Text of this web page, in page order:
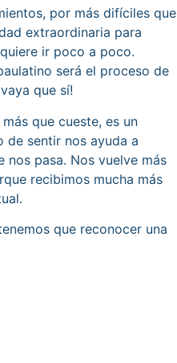
por más difíciles que
extraordinaria para
ir poco a poco.
será el proceso de
que sí!
que cueste, es un
de sentir nos ayuda a
pasa. Nos vuelve más
recibimos mucha más
que reconocer una